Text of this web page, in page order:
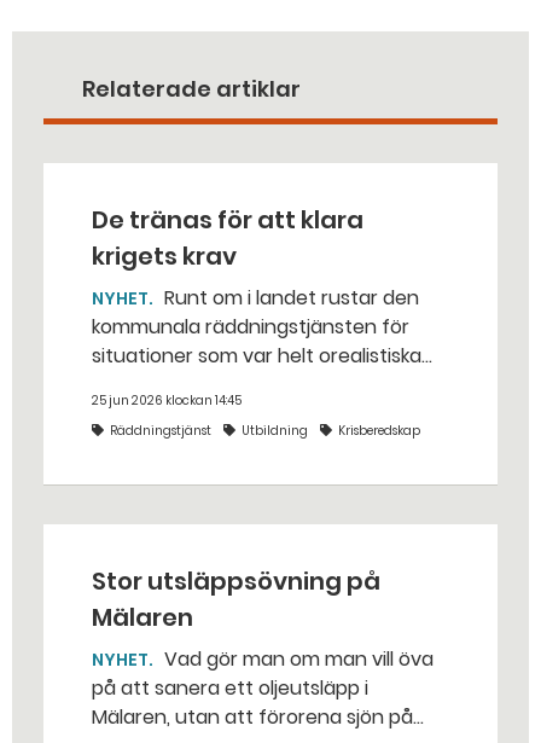
Relaterade artiklar
De tränas för att klara
krigets krav
NYHET
kommunala räddningstjänsten för
situationer som var helt orealistiska
bakhåll, utspridda granater och hot
från livsfarliga drönare i det
25 jun 2026 klockan 14:45
Räddningstjänst
Utbildning Krisberedskap
Stor utsläppsövning på
Mälaren
NYHET
på att sanera ett oljeutsläpp i
Mälaren, utan att förorena sjön på